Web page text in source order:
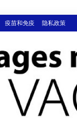
疫苗和免疫 隐私政策